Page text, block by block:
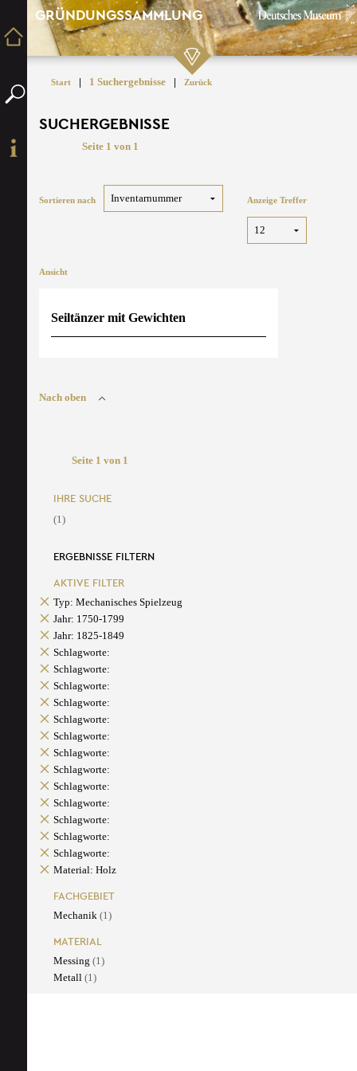
GRÜNDUNGSSAMMLUNG
Start | 1 Suchergebnisse | Zurück
SUCHERGEBNISSE
Seite 1 von 1
Sortieren nach Anzeige Treffer
Ansicht
Seiltänzer mit Gewichten
Nach oben
Seite 1 von 1
IHRE SUCHE
(1)
ERGEBNISSE FILTERN
AKTIVE FILTER
Typ: Mechanisches Spielzeug
Jahr: 1750-1799
Jahr: 1825-1849
Schlagworte:
Schlagworte:
Schlagworte:
Schlagworte:
Schlagworte:
Schlagworte:
Schlagworte:
Schlagworte:
Schlagworte:
Schlagworte:
Schlagworte:
Schlagworte:
Schlagworte:
Material: Holz
FACHGEBIET
Mechanik (1)
MATERIAL
Messing (1)
Metall (1)